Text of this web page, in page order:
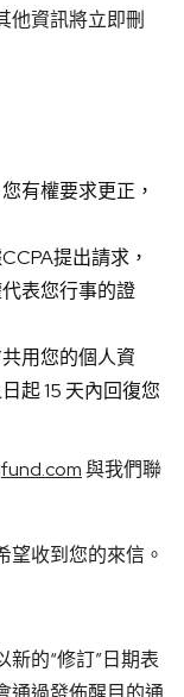
他資訊將立即刪
有權要求更正，
提出請求，
表您行事的證
用您的個人資
起 15 天內回復您
與我們聯
望收到您的來信。
的“修訂”日期表